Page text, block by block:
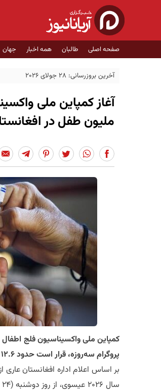
صفحه اصلی طالبان همه اخبار جهان
آخرین بروزرسانی: 28 جولای 2026
ملیون طفل در
پروگرام سه‌روزه، قرار است حدود ۱۲.۶ ملیون طفل زیر پنج سال واکسین شوند…
​بر اساس اعلام اداره افغانستان عاری